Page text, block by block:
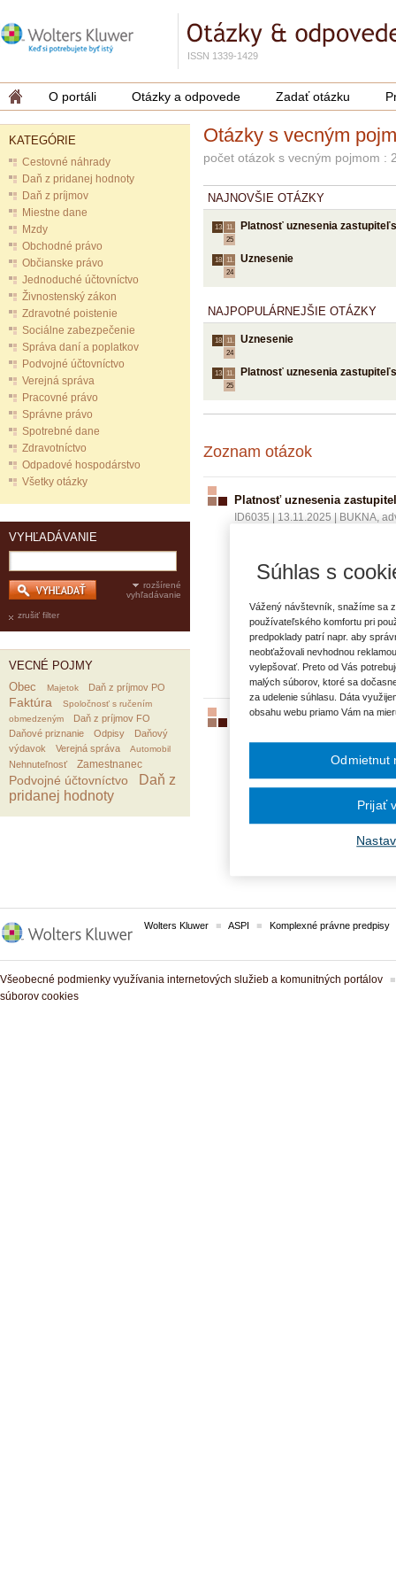
ISSN 1339-1429
O portáli Otázky a odpovede Zadať otázku
KATEGÓRIE
Cestovné náhrady
Daň z pridanej hodnoty
Daň z príjmov
Miestne dane
Mzdy
Obchodné právo
Občianske právo
Jednoduché účtovníctvo
Živnostenský zákon
Zdravotné poistenie
Sociálne zabezpečenie
Správa daní a poplatkov
Podvojné účtovníctvo
Verejná správa
Pracovné právo
Správne právo
Spotrebné dane
Zdravotníctvo
Odpadové hospodárstvo
Všetky otázky
VYHĽADÁVANIE
rozšírené
vyhľadávanie
zrušiť filter
VECNÉ POJMY
Obec
Majetok Daň z príjmov PO
Faktúra
Spoločnosť s ručením
obmedzeným
Daň z príjmov FO
Daňové priznanie
Odpisy
Daňový
výdavok
Verejná správa Automobil
Nehnuteľnosť Zamestnanec
Podvojné účtovníctvo
Daň z
pridanej hodnoty
Otázky s vecným
počet otázok s vecným pojmom :
NAJNOVŠIE OTÁZKY
13. 11.
25
Platnosť uznesenia
18. 11.
24
Uznesenie
NAJPOPULÁRNEJŠIE OTÁZKY
18. 11.
24
Uznesenie
13. 11.
25
Platnosť uznesenia
Zoznam otázok
Platnosť uznesenia
ID6035 13.11.2025
BUKNA,
obec na jeho žiadosť
VECNÉ POJMY:
Pozemok
Vlastnícke právo
vlastníctva
Aký je následný zákonný
Uznesenie
Wolters Kluwer ASPI Komplexné právne predpisy
Všeobecné podmienky využívania internetových služieb a komunitných portálov
súborov cookies
Súhlas s
Vážený návštevník, snažíme sa
používateľského komfortu pri
predpoklady patrí napr. aby
neobťažovali nevhodnou
vylepšovať. Preto od Vás
malých súborov, ktoré sa
za udelenie súhlasu. Dáta
obsahu webu priamo Vám na
Odmietnut
Prijať